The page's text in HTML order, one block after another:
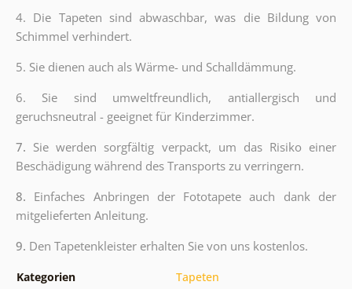
4. Die Tapeten sind abwaschbar, was die Bildung von
Schimmel verhindert.
5. Sie dienen auch als Wärme- und Schalldämmung.
6. Sie sind umweltfreundlich, antiallergisch und
geruchsneutral - geeignet für Kinderzimmer.
7. Sie werden sorgfältig verpackt, um das Risiko einer
Beschädigung während des Transports zu verringern.
8. Einfaches Anbringen der Fototapete auch dank der
mitgelieferten Anleitung.
9. Den Tapetenkleister erhalten Sie von uns kostenlos.
Kategorien Tapeten